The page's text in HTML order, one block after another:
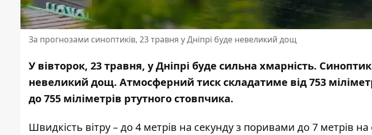
За прогнозами синоптиків, 23 травня у Дніпрі буде невеликий дощ
У вівторок, 23 травня, у Дніпрі буде сильна хмарність.
невеликий дощ. Атмосферний тиск складатиме від 753
до 755 міліметрів ртутного стовпчика.
Швидкість вітру – до 4 метрів на секунду з поривами до 7 метрів